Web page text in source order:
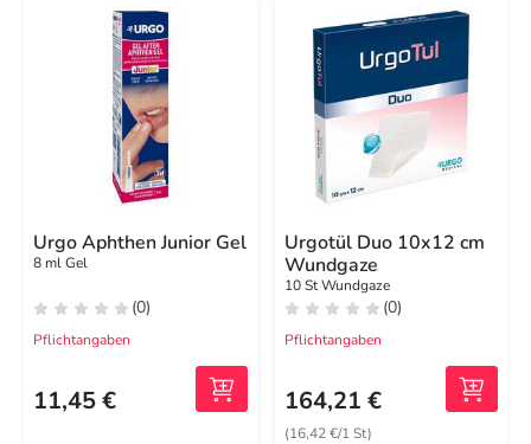
Urgo Aphthen Junior Gel
8 ml Gel
(0)
Pflichtangaben
11,45 €
Urgotül Duo 10x12 cm
Wundgaze
10 St Wundgaze
(0)
Pflichtangaben
164,21 €
(16,42 €/1 St)